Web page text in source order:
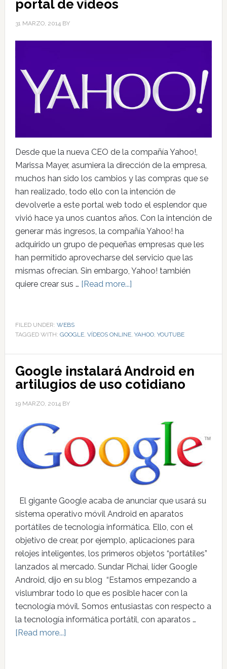
portal de videos
31 MARZO, 2014BY
Desde que la nueva CEO de la compañía Yahoo!,
Marissa Mayer, asumiera la dirección de la empresa,
muchos han sido los cambios y las compras que se
han realizado, todo ello con la intención de
devolverle a este portal web todo el esplendor que
vivió hace ya unos cuantos años. Con la intención de
generar más ingresos, la compañía Yahoo! ha
adquirido un grupo de pequeñas empresas que les
han permitido aprovecharse del servicio que las
mismas ofrecían. Sin embargo, Yahoo! también
quiere crear sus … [Read more...]
FILED UNDER: WEBS
TAGGED WITH: GOOGLE, VÍDEOS ONLINE, YAHOO, YOUTUBE
Google instalará Android en
artilugios de uso cotidiano
19 MARZO, 2014BY
El gigante Google acaba de anunciar que usará su
sistema operativo móvil Android en aparatos
portátiles de tecnología informática. Ello, con el
objetivo de crear, por ejemplo, aplicaciones para
relojes inteligentes, los primeros objetos “portátiles”
lanzados al mercado. Sundar Pichai, líder Google
Android, dijo en su blog “Estamos empezando a
vislumbrar todo lo que es posible hacer con la
tecnología móvil. Somos entusiastas con respecto a
la tecnología informática portátil, con aparatos …
[Read more...]